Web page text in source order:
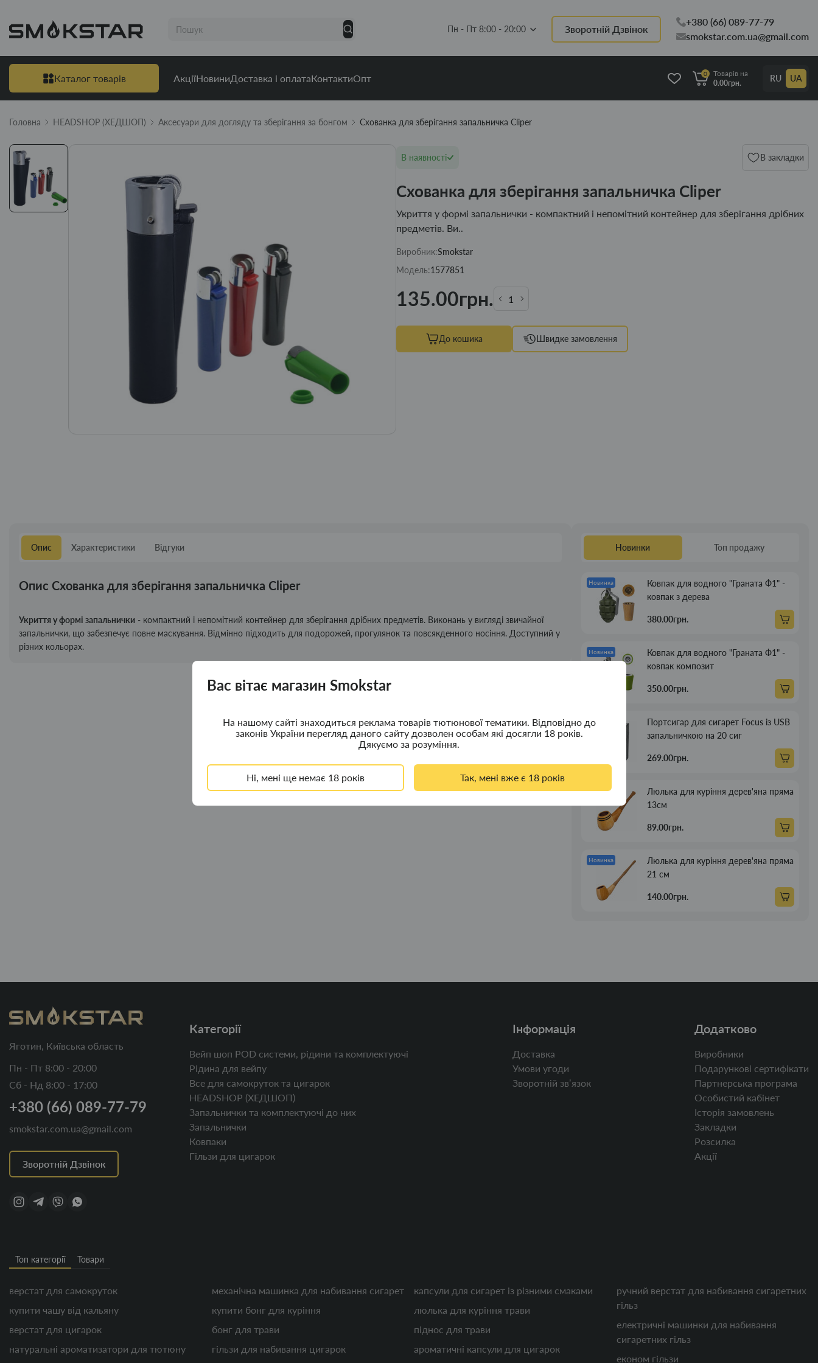
Вас вітає магазин Smokstar
На нашому сайті знаходиться реклама товарів тютюнової тематики. Відповідно до
законів України перегляд даного сайту дозволен особам які досягли 18 років.
Дякуємо за розуміння.
Ні, мені ще немає 18 років Так, мені вже є 18 років
Пн - Пт 8:00 - 20:00 Зворотній Дзвінок
+380 (66) 089-77-79
smokstar.com.ua@gmail.com
Каталог товарів АкціїНовиниДоставка і оплатаКонтактиОпт 0
Товарів на
0.00грн.
RU UA
Головна HEADSHOP (ХЕДШОП) Аксесуари для догляду та зберігання за бонгом Схованка для зберігання запальничка Cliper
В наявності В закладки
Схованка для зберігання запальничка Cliper
Укриття у формі запальнички - компактний і непомітний контейнер для зберігання дрібних
предметів. Ви..
Виробник:Smokstar
Модель:1577851
135.00грн.
До кошика Швидке замовлення
Опис Характеристики Відгуки
Опис Схованка для зберігання запальничка Cliper
Укриття у формі запальнички - компактний і непомітний контейнер для зберігання дрібних предметів. Виконань у вигляді звичайної
запальнички, що забезпечує повне маскування. Відмінно підходить для подорожей, прогулянок та повсякденного носіння. Доступний у
різних кольорах.
Новинки Топ продажу
Новинка
Ковпак для водного "Граната Ф1" -
ковпак з дерева
380.00грн.
Новинка
Ковпак для водного "Граната Ф1" -
ковпак композит
350.00грн.
Новинка
Портсигар для сигарет Focus із USB
запальничкою на 20 сиг
269.00грн.
Новинка
Люлька для куріння дерев'яна пряма
13см
89.00грн.
Новинка
Люлька для куріння дерев'яна пряма
21 см
140.00грн.
Яготин, Київська область
Пн - Пт 8:00 - 20:00
Сб - Нд 8:00 - 17:00
+380 (66) 089-77-79
smokstar.com.ua@gmail.com
Зворотній Дзвінок
Категорії
Вейп шоп POD системи, рідини та комплектуючі
Рідина для вейпу
Все для самокруток та цигарок
HEADSHOP (ХЕДШОП)
Запальнички та комплектуючі до них
Запальнички
Ковпаки
Гільзи для цигарок
Інформація
Доставка
Умови угоди
Зворотній звʼязок
Додатково
Виробники
Подарункові сертифікати
Партнерська програма
Особистий кабінет
Історія замовлень
Закладки
Розсилка
Акції
Топ категорії Товари
верстат для самокруток
купити чашу від кальяну
верстат для цигарок
натуральні ароматизатори для тютюну
механічна машинка для набивання сигарет
купити бонг для куріння
бонг для трави
гільзи для набивання цигарок
капсули для сигарет із різними смаками
люлька для куріння трави
піднос для трави
ароматичні капсули для цигарок
ручний верстат для набивання сигаретних
гільз
електричні машинки для набивання
сигаретних гільз
економ гільзи